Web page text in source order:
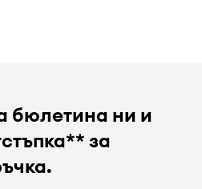
бюлетина ни и
за